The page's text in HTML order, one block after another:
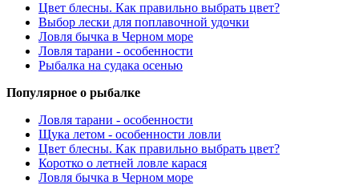
Цвет блесны. Как правильно выбрать цвет?
Выбор лески для поплавочной удочки
Ловля бычка в Черном море
Ловля тарани - особенности
Рыбалка на судака осенью
Популярное о рыбалке
Ловля тарани - особенности
Щука летом - особенности ловли
Цвет блесны. Как правильно выбрать цвет?
Коротко о летней ловле карася
Ловля бычка в Черном море